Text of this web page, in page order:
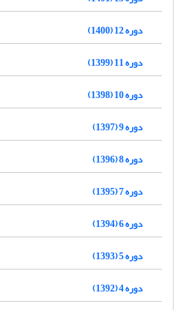
دوره 12 (1400)
دوره 11 (1399)
دوره 10 (1398)
دوره 9 (1397)
دوره 8 (1396)
دوره 7 (1395)
دوره 6 (1394)
دوره 5 (1393)
دوره 4 (1392)